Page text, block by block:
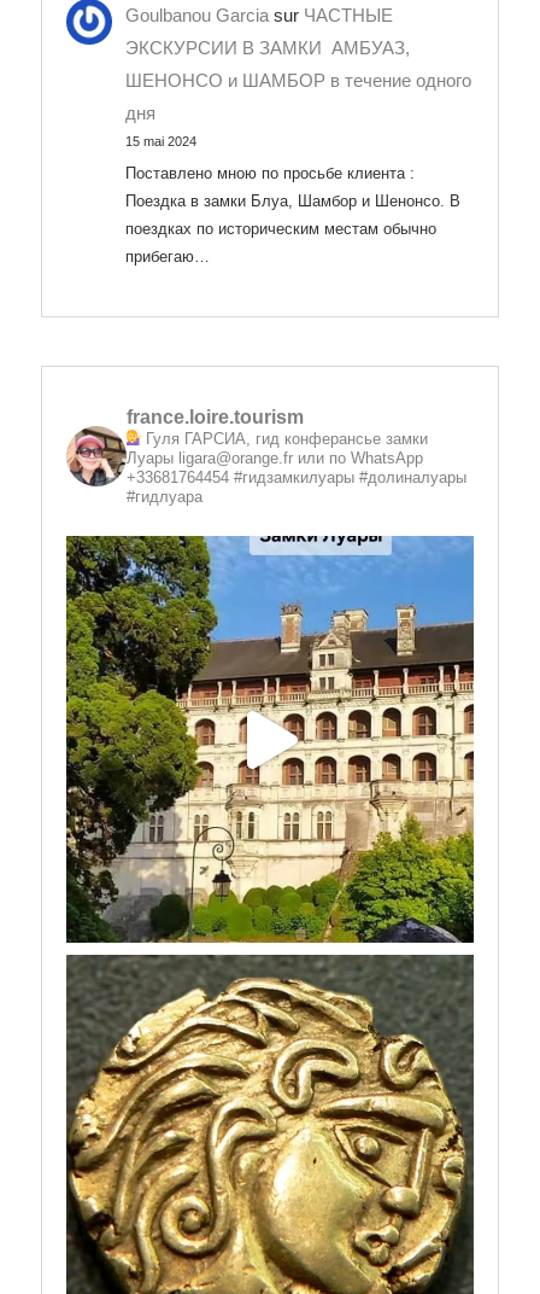
Goulbanou Garcia sur ЧАСТНЫЕ
ЭКСКУРСИИ В ЗАМКИ АМБУАЗ,
ШЕНОНСО и ШАМБОР в течение одного
дня
15 mai 2024
Поставлено мною по просьбе клиента :
Поездка в замки Блуа, Шамбор и Шенонсо. В
поездках по историческим местам обычно
прибегаю…
france.loire.tourism
Гуля ГАРСИА, гид конферансье замки
Луары ligara@orange.fr или по WhatsApp
+33681764454 #гидзамкилуары #долиналуары
#гидлуара